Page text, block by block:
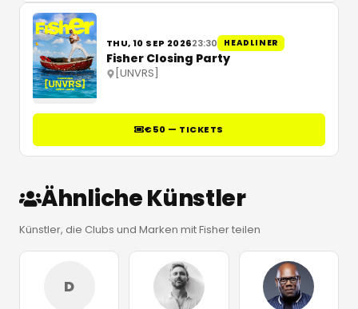
THU, 10 SEP 202623:30 HEADLINER
Fisher Closing Party
[UNVRS]
€50 — TICKETS
Ähnliche Künstler
Künstler, die Clubs und Marken mit Fisher teilen
D